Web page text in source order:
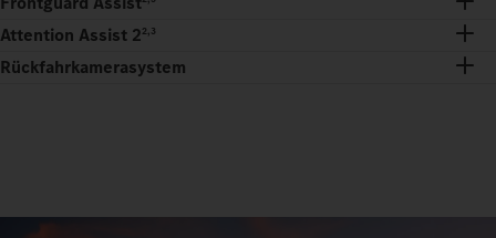
Attention Assist 22,3
Rückfahrkamerasystem